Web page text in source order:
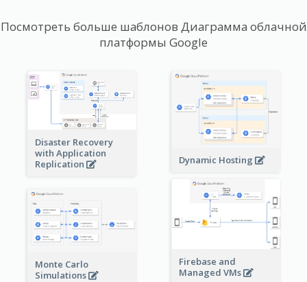
Посмотреть больше шаблонов Диаграмма облачной
платформы Google
Disaster Recovery
with Application
Replication
Dynamic Hosting
Firebase and
Managed VMs
Monte Carlo
Simulations